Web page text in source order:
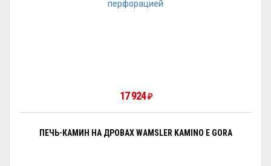
17 924₽
ПЕЧЬ-КАМИН НА ДРОВАХ WAMSLER KAMINO E GORA